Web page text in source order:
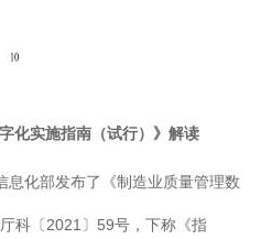
化实施指南（试行）》解读
息化部发布了《制造业质量管理数
科〔2021〕59号，下称《指